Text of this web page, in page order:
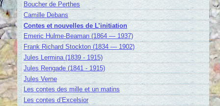
Boucher de Perthes
Camille Debans
Contes et nouvelles de L’initiation
Emeric Hulme-Beaman (1864 — 1937)
Frank Richard Stockton (1834 — 1902)
Jules Lermina (1839 - 1915)
Jules Rengade (1841 - 1915)
Jules Verne
Les contes des mille et un matins
Les contes d’Excelsior